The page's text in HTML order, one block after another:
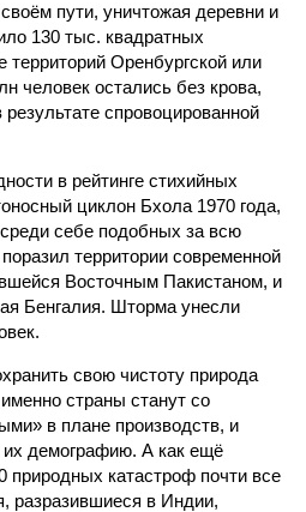
пути, уничтожая деревни и
130 тыс. квадратных
территорий Оренбургской или
человек остались без крова,
спровоцированной
в рейтинге стихийных
циклон Бхола 1970 года,
себе подобных за всю
территории современной
Восточным Пакистаном, и
Бенгалия. Шторма унесли
свою чистоту природа
страны станут со
в плане производств, и
их демографию. А как ещё
природных катастроф почти все
разразившиеся в Индии,